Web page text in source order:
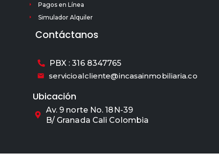
Pagos en Línea
Simulador Alquiler
Contáctanos
PBX : 316 8347765
servicioalcliente@incasainmobiliaria.co
Ubicación
Av. 9 norte No. 18N-39
B/ Granada Cali Colombia